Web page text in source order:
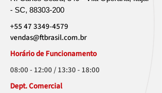
- SC, 88303-200
+55 47 3349-4579
vendas@ftbrasil.com.br
Horário de Funcionamento
08:00 - 12:00 / 13:30 - 18:00
Dept. Comercial